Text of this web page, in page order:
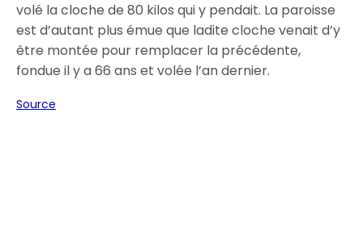
volé la cloche de 80 kilos qui y pendait. La paroisse
est d’autant plus émue que ladite cloche venait d’y
être montée pour remplacer la précédente,
fondue il y a 66 ans et volée l’an dernier.
Source